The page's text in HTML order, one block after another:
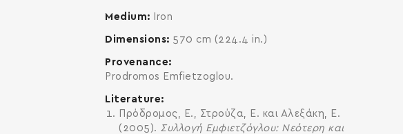
Medium Iron
Dimensions 570 cm (224.4 in.)
Provenance
Prodromos Emfietzoglou.
Literature
Πρόδρομος, Ε., Στρούζα, Ε. και Αλεξάκη, Ε.
(2005). Συλλογή Εμφιετζόγλου: Νεότερη και